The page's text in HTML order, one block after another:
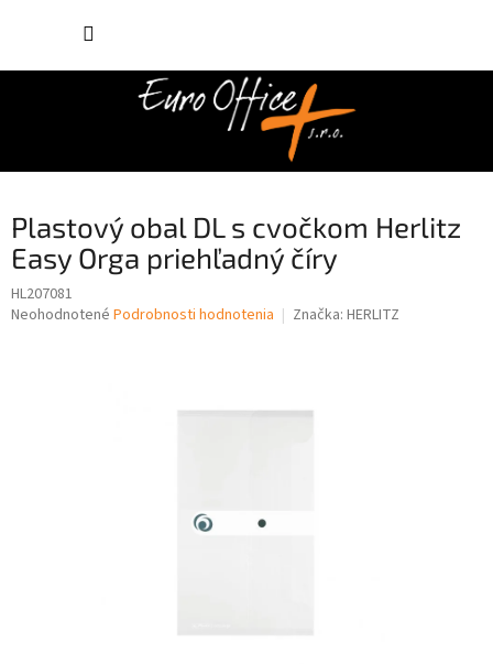
Plastový obal DL s cvočkom Herlitz
Easy Orga priehľadný číry
HL207081
Priemerné
Neohodnotené Podrobnosti hodnotenia Značka: HERLITZ